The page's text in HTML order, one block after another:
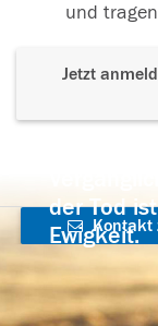
und
Jetzt
der Tod
Ewigkeit.
Kontakt